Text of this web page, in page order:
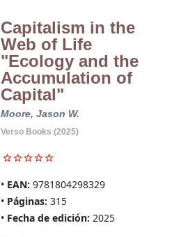
Capitalism in the
Web of Life
"Ecology and the
Accumulation of
Capital"
Moore, Jason W.
Verso Books (2025)
EAN: 9781804298329
Páginas: 315
Fecha de edición: 2025